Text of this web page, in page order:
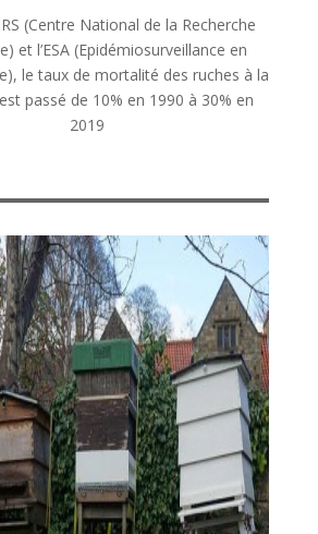
(Centre National de la Recherche
et l’ESA (Epidémiosurveillance en
le taux de mortalité des ruches à la
passé de 10% en 1990 à 30% en
2019